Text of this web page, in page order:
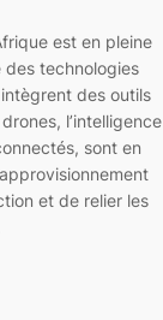
est en pleine
des technologies
des outils
l’intelligence
sont en
et de relier les